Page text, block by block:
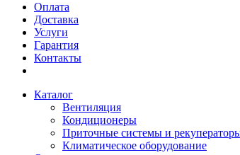
Оплата
Доставка
Услуги
Гарантия
Контакты
Каталог
Вентиляция
Кондиционеры
Приточные системы и
Климатическое оборудование